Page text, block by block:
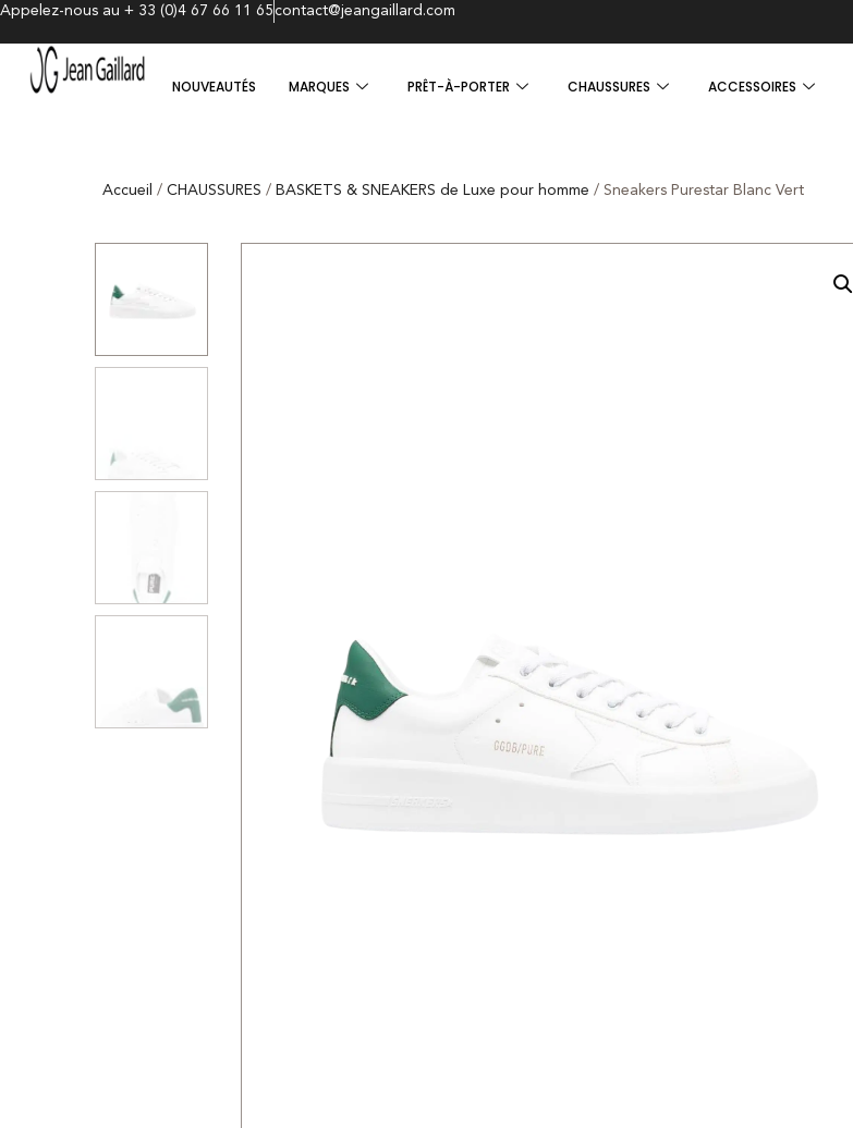
Appelez-nous au + 33 (0)4 67 66 11 65contact@jeangaillard.com
NOUVEAUTÉS MARQUES PRÊT-À-PORTER CHAUSSURES ACCESSOIRES
Accueil /CHAUSSURES / BASKETS & SNEAKERS de Luxe pour homme / Sneakers Purestar Blanc Vert